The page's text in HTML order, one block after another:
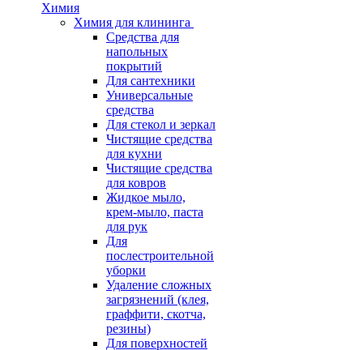
Химия
Химия для клининга
Средства для
напольных
покрытий
Для сантехники
Универсальные
средства
Для стекол и зеркал
Чистящие средства
для кухни
Чистящие средства
для ковров
Жидкое мыло,
крем-мыло, паста
для рук
Для
послестроительной
уборки
Удаление сложных
загрязнений (клея,
граффити, скотча,
резины)
Для поверхностей